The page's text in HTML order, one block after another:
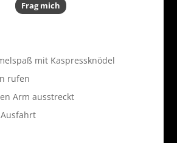
Frag mich
mit Kaspressknödel
rufen
Arm ausstreckt